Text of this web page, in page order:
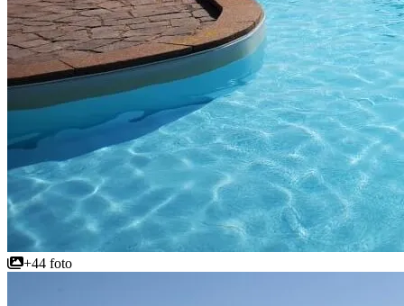
+44 foto